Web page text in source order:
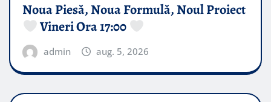
Noua Piesă, Noua Formulă, Noul Proiect
Vineri Ora 17:00
admin aug. 5, 2026